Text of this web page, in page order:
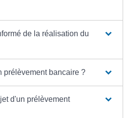
de la réalisation du
prélèvement bancaire ?
d'un prélèvement